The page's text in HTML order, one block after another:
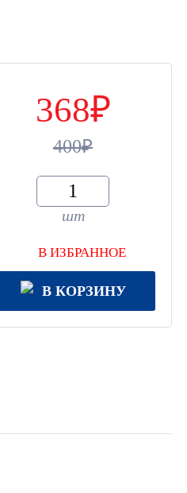
368
400
шт
В ИЗБРАННОЕ
В КОРЗИНУ